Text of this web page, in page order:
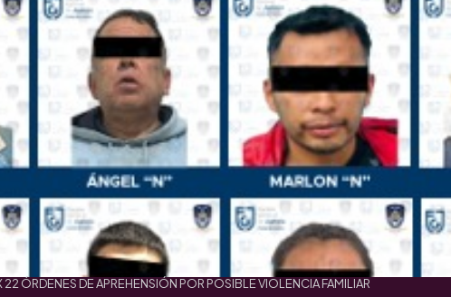
ÓRDENES DE APREHENSIÓN POR POSIBLE VIOLENCIA FAMILIAR